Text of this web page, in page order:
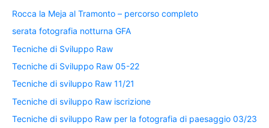
Rocca la Meja al Tramonto – percorso completo
serata fotografia notturna GFA
Tecniche di Sviluppo Raw
Tecniche di Sviluppo Raw 05-22
Tecniche di sviluppo Raw 11/21
Tecniche di sviluppo Raw iscrizione
Tecniche di sviluppo Raw per la fotografia di paesaggio 03/23